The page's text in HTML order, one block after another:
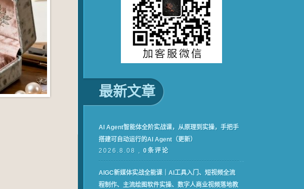
最新文章
AI Agent智能体全阶实战课，从原理到实操，手把手
搭建可自动运行的AI Agent（更新）
2026.8.08 , 0条评论
AIGC新媒体实战全能课｜AI工具入门、短视频全流
程制作、主流绘图软件实操、数字人商业视频落地教